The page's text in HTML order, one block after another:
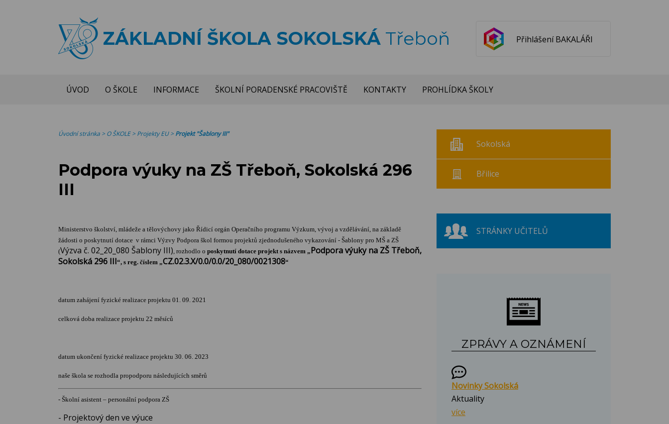
ZÁKLADNÍ ŠKOLA SOKOLSKÁ Třeboň Přihlášení BAKALÁŘI
ÚVOD O ŠKOLE INFORMACE ŠKOLNÍ PORADENSKÉ PRACOVIŠTĚ KONTAKTY PROHLÍDKA ŠKOLY
Úvodní stránka >O ŠKOLE>Projekty EU>Projekt "Šablony III"
Podpora výuky na ZŠ Třeboň, Sokolská 296
III
Ministerstvo školství, mládeže a tělovýchovy jako Řídicí orgán Operačního programu Výzkum, vývoj a vzdělávání, na základě
žádosti o poskytnutí dotace v rámci Výzvy Podpora škol formou projektů zjednodušeného vykazování - Šablony pro MŠ a ZŠ
(Výzva č. 02_20_080 Šablony III), rozhodlo o poskytnutí dotace projekt s názvem „Podpora výuky na ZŠ Třeboň,
Sokolská 296 III“, s reg. číslem „CZ.02.3.X/0.0/0.0/20_080/0021308“
datum zahájení fyzické realizace projektu 01. 09. 2021
celková doba realizace projektu 22 měsíců
datum ukončení fyzické realizace projektu 30. 06. 2023
naše škola se rozhodla propodporu následujících směrů
- Školní asistent – personální podpora ZŠ
- Projektový den ve výuce
Sokolská
Břilice
STRÁNKY UČITELŮ
ZPRÁVY A OZNÁMENÍ
Novinky Sokolská
Aktuality
více